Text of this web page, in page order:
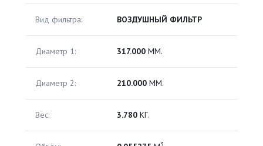
Вид фильтра: ВОЗДУШНЫЙ ФИЛЬТР
Диаметр 1: 317.000 ММ.
Диаметр 2: 210.000 ММ.
Вес: 3.780 КГ.
3